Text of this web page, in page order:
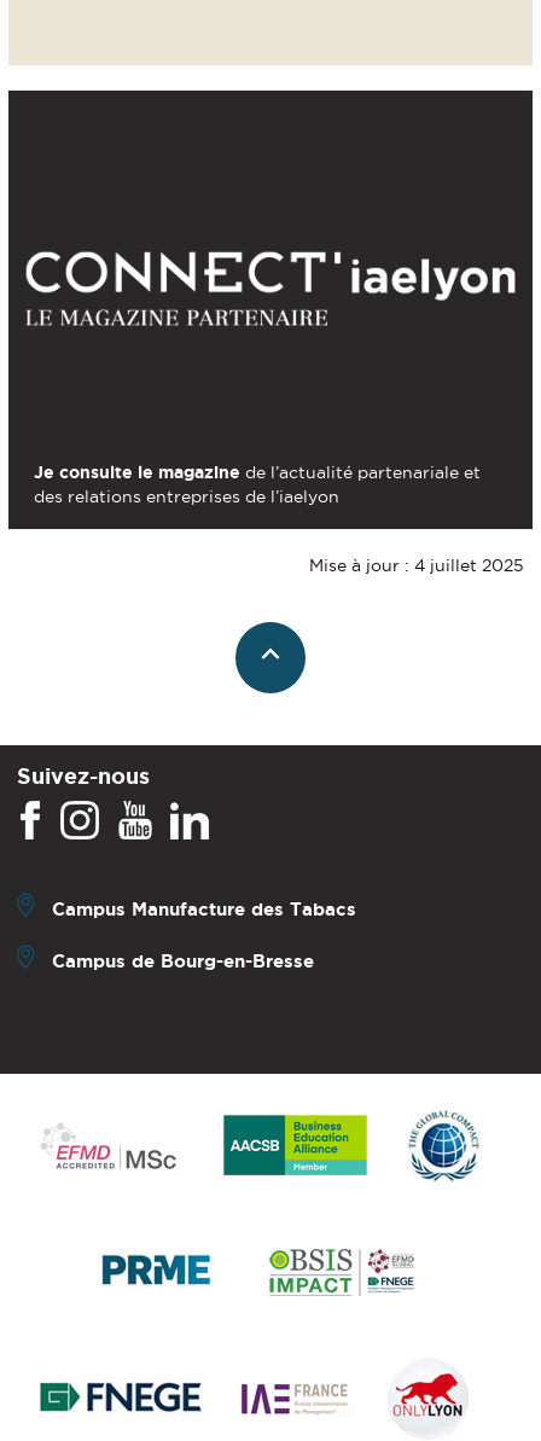
Je consulte le magazine de l’actualité partenariale et
des relations entreprises de l’iaelyon
Mise à jour : 4 juillet 2025
Suivez-nous
Campus Manufacture des Tabacs
Campus de Bourg-en-Bresse